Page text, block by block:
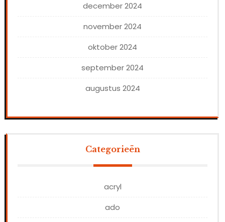
december 2024
november 2024
oktober 2024
september 2024
augustus 2024
Categorieën
acryl
ado